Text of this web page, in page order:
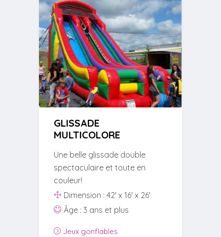
GLISSADE
MULTICOLORE
Une belle glissade double
spectaculaire et toute en
couleur!
Dimension : 42' x 16' x 26'
Âge : 3 ans et plus
Jeux gonflables